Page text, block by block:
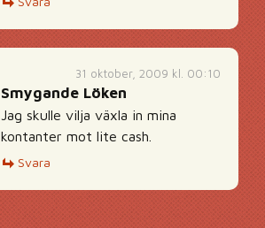
31 oktober, 2009 kl. 00:10
Smygande Löken
Jag skulle vilja växla in mina
kontanter mot lite cash.
Svara